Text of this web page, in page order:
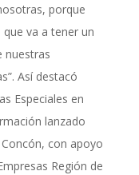
porque
va a tener un
nuestras
Así destacó
Especiales en
lanzado
con apoyo
Región de